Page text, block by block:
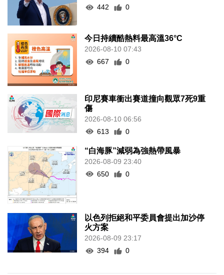
442
0
今日持續酷熱料最高溫36°C
2026-08-10 07:43
667
0
印尼賽車衝出賽道撞向觀眾7死9重
傷
2026-08-10 06:56
613
0
“白海豚”減弱為強熱帶風暴
2026-08-09 23:40
650
0
以色列拒絕和平委員會提出加沙停
火方案
2026-08-09 23:17
394
0